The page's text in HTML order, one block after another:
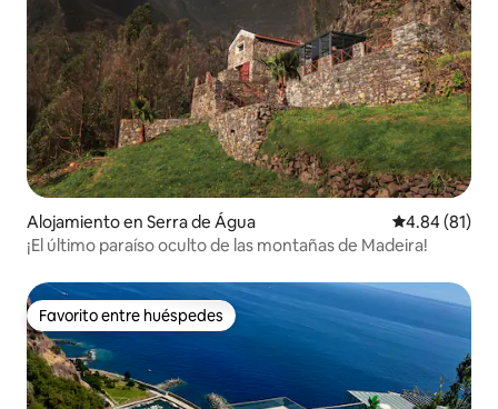
Alojamiento en Serra de Água Calificación
4.84 (81)
¡El último paraíso oculto de las montañas de Madeira!
Favorito entre huéspedes
Favorito entre huéspedes